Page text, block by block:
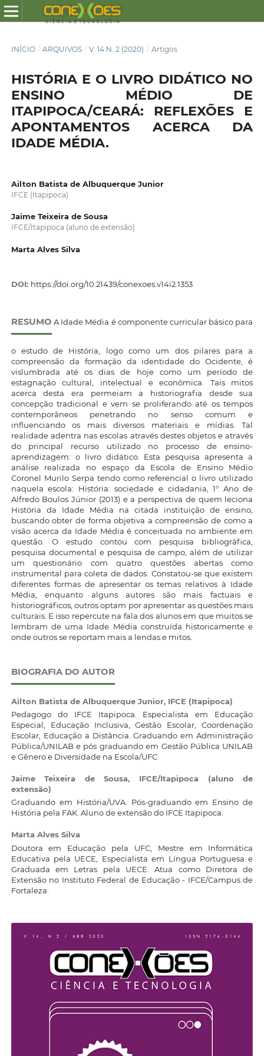
INÍCIO / ARQUIVOS / V. 14 N. 2 (2020) / Artigos
HISTÓRIA E O LIVRO DIDÁTICO NO
ENSINO MÉDIO DE
ITAPIPOCA/CEARÁ: REFLEXÕES E
APONTAMENTOS ACERCA DA
IDADE MÉDIA.
Ailton Batista de Albuquerque Junior
IFCE (Itapipoca)
Jaime Teixeira de Sousa
IFCE/Itapipoca (aluno de extensão)
Marta Alves Silva
DOI: https://doi.org/10.21439/conexoes.v14i2.1353
RESUMO A Idade Média é componente curricular básico para
o estudo de História, logo como um dos pilares para a
compreensão da formação da identidade do Ocidente, é
vislumbrada até os dias de hoje como um período de
estagnação cultural, intelectual e econômica. Tais mitos
acerca desta era permeiam a historiografia desde sua
concepção tradicional e vem se proliferando até os tempos
contemporâneos penetrando no senso comum e
influenciando os mais diversos materiais e mídias. Tal
realidade adentra nas escolas através destes objetos e através
do principal recurso utilizado no processo de ensino-
aprendizagem: o livro didático. Esta pesquisa apresenta a
análise realizada no espaço da Escola de Ensino Médio
Coronel Murilo Serpa tendo como referencial o livro utilizado
naquela escola: História: sociedade e cidadania, 1° Ano de
Alfredo Boulos Júnior (2013) e a perspectiva de quem leciona
História da Idade Média na citada instituição de ensino,
buscando obter de forma objetiva a compreensão de como a
visão acerca da Idade Média é conceituada no ambiente em
questão. O estudo contou com pesquisa bibliográfica,
pesquisa documental e pesquisa de campo, além de utilizar
um questionário com quatro questões abertas como
instrumental para coleta de dados. Constatou-se que existem
diferentes formas de apresentar os temas relativos à Idade
Média, enquanto alguns autores são mais factuais e
historiográficos, outros optam por apresentar as questões mais
culturais. E isso repercute na fala dos alunos em que muitos se
lembram de uma Idade Média construída historicamente e
onde outros se reportam mais a lendas e mitos.
BIOGRAFIA DO AUTOR
Ailton Batista de Albuquerque Junior, IFCE (Itapipoca)
Pedagogo do IFCE Itapipoca. Especialista em Educação
Especial, Educação Inclusiva, Gestão Escolar, Coordenação
Escolar, Educação a Distância. Graduando em Administração
Pública/UNILAB e pós graduando em Gestão Pública UNILAB
e Gênero e Diversidade na Escola/UFC
Jaime Teixeira de Sousa, IFCE/Itapipoca (aluno de
extensão)
Graduando em História/UVA. Pós-graduando em Ensino de
História pela FAK. Aluno de extensão do IFCE Itapipoca.
Marta Alves Silva
Doutora em Educação pela UFC, Mestre em Informática
Educativa pela UECE, Especialista em Língua Portuguesa e
Graduada em Letras pela UECE. Atua como Diretora de
Extensão no Instituto Federal de Educação - IFCE/Campus de
Fortaleza.